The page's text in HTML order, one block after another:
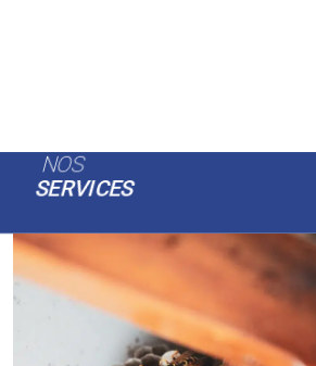
NOS
SERVICES